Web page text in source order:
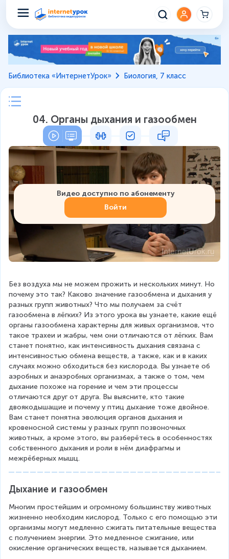
Библиотека «ИнтернетУрок» Биология, 7 класс
04. Органы дыхания и газообмен
Видео доступно по абонементу
Войти
Без воздуха мы не можем прожить и нескольких минут. Но
почему это так? Каково значение газообмена и дыхания у
разных групп животных? Что мы получаем за счёт
газообмена в лёгких? Из этого урока вы узнаете, какие ещё
органы газообмена характерны для живых организмов, что
такое трахеи и жабры, чем они отличаются от лёгких. Вам
станет понятно, как интенсивность дыхания связана с
интенсивностью обмена веществ, а также, как и в каких
случаях можно обходиться без кислорода. Вы узнаете об
аэробных и анаэробных организмах, а также о том, чем
дыхание похоже на горение и чем эти процессы
отличаются друг от друга. Вы выясните, кто такие
двоякодышащие и почему у птиц дыхание тоже двойное.
Вам станет понятна эволюция органов дыхания и
кровеносной системы у разных групп позвоночных
животных, а кроме этого, вы разберётесь в особенностях
собственного дыхания и роли в нём диафрагмы и
межрёберных мышц.
Дыхание и газообмен
Многим простейшим и огромному большинству животных
жизненно необходим кислород. Только с его помощью эти
организмы могут медленно сжигать питательные вещества
с получением энергии. Это медленное сжигание, или
окисление органических веществ, называется дыханием.